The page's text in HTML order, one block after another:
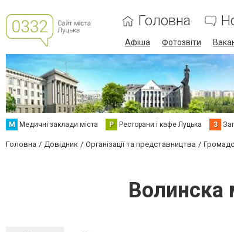
Головна
Афіша Фотозвіти
М Медичні заклади міста Р Ресторани і кафе Луцька З
Головна Довідник Організації та представництва
Волинска